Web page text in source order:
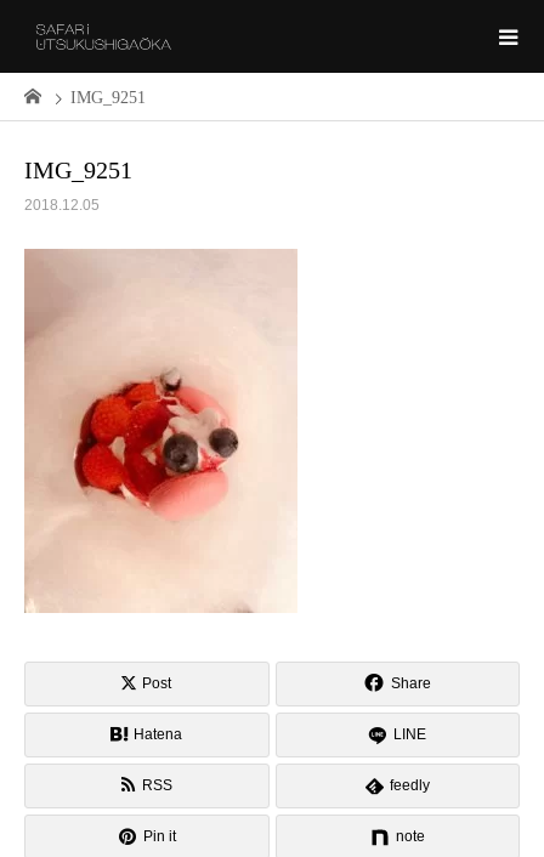
IMG_9251
IMG_9251
2018.12.05
Post Share
Hatena LINE
RSS feedly
Pin it note